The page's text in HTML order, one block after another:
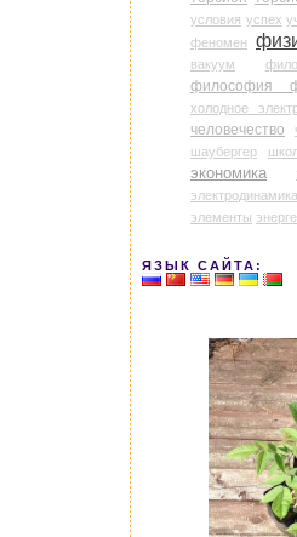
условия успех
феномен
вакуум
философия
холодное
человечество
шаубергер
экономика
электродинамика
элементы
ЯЗЫК САЙТА: